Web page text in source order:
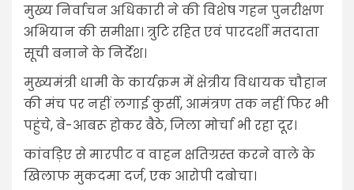
मुख्य निर्वाचन अधिकारी ने की विशेष गहन पुनरीक्षण
अभियान की समीक्षा। त्रुटि रहित एवं पारदर्शी मतदाता
सूची बनाने के निर्देश।
मुख्यमंत्री धामी के कार्यक्रम में क्षेत्रीय विधायक चौहान
की मंच पर नहीं लगाई कुर्सी, आमंत्रण तक नहीं फिर भी
पहुंचे, बे-आबरू होकर बैठे, जिला मोर्चा भी रहा दूर।
कांवड़िए से मारपीट व वाहन क्षतिग्रस्त करने वाले के
खिलाफ मुकदमा दर्ज, एक आरोपी दबोचा।